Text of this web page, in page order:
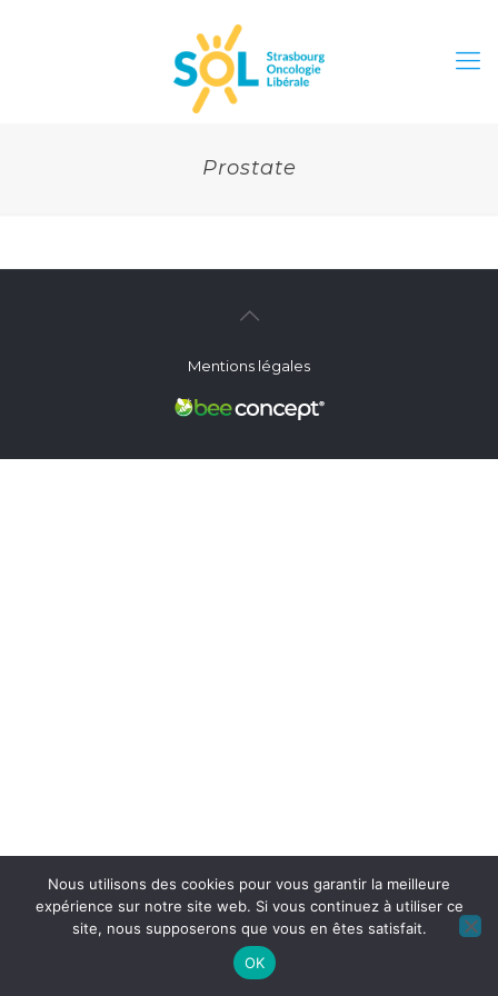
Prostate
Mentions légales
Nous utilisons des cookies pour vous garantir la meilleure
expérience sur notre site web. Si vous continuez à utiliser ce
site, nous supposerons que vous en êtes satisfait.
OK